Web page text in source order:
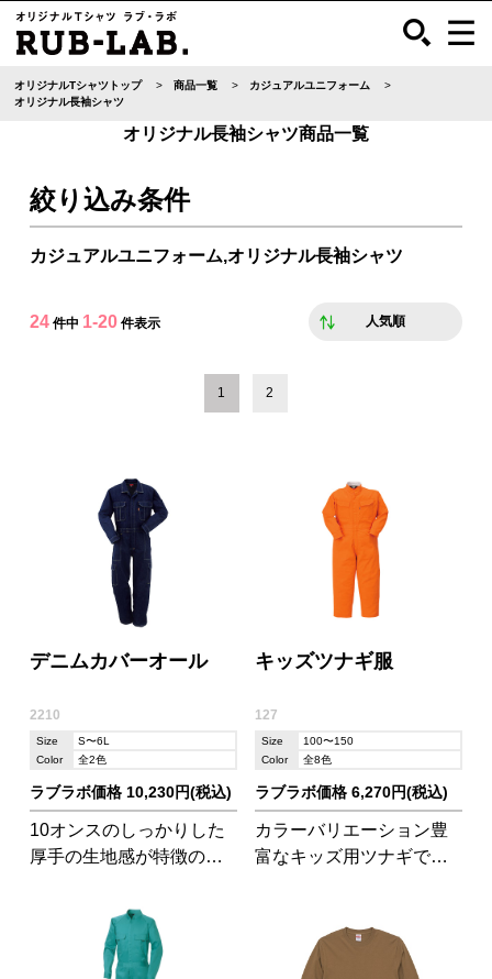
オリジナルTシャツトップ 商品一覧
カジュアルユニフォーム
オリジナル長袖シャツ
オリジナル長袖シャツ商品一覧
絞り込み条件
カジュアルユニフォーム,オリジナル長袖シャツ
24件中 1-20件表示 人気順
1 2
デニムカバーオール
2210
Size
S〜6L
Color
全2色
ラブラボ価格 10,230円(税込)
10オンスのしっかりした
厚手の生地感が特徴のデ
シルエットで作業着とし
て以外にも幅広いシーン
で馴染みそう。
キッズツナギ服
127
Size
100〜150
Color
全8色
ラブラボ価格 6,270円(税込)
カラーバリエーション豊
富なキッズ用ツナギで
けます。